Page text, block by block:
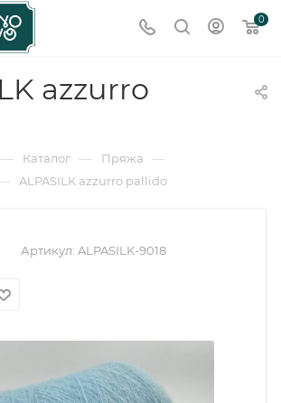
0
azzurro
— Каталог — Пряжа —
ALPASILK azzurro pallido
Артикул: ALPASILK-9018